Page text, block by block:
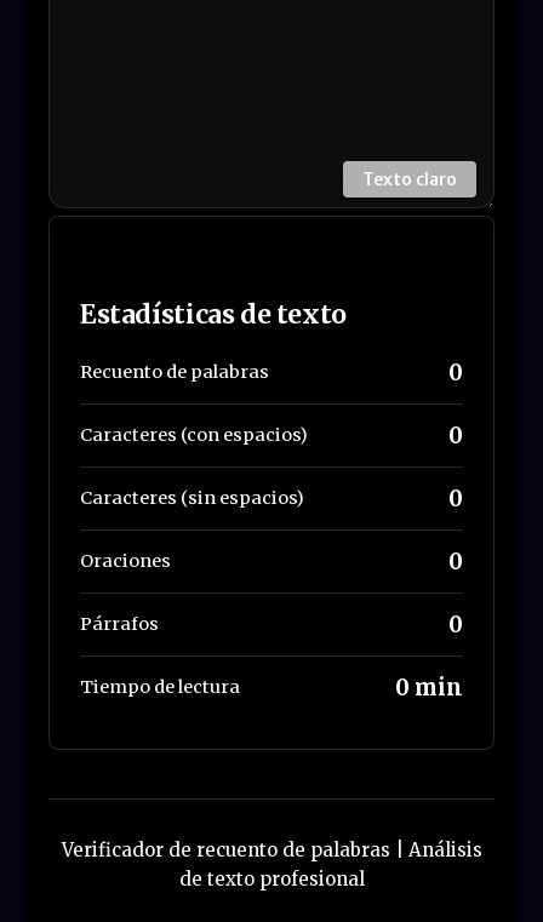
Texto claro
Estadísticas de texto
Recuento de palabras 0
Caracteres (con espacios) 0
Caracteres (sin espacios) 0
Oraciones 0
Párrafos 0
Tiempo de lectura 0 min
Verificador de recuento de palabras | Análisis
de texto profesional